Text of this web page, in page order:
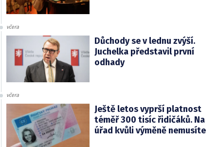
včera
Důchody se v lednu zvýší.
Juchelka představil první
odhady
včera
Ještě letos vyprší platnost
téměř 300 tisíc řidičáků. Na
úřad kvůli výměně nemusíte